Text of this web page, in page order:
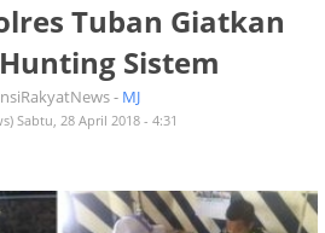
Tuban Giatkan
Sistem
- MJ
Sabtu, 28 April 2018 - 4:31